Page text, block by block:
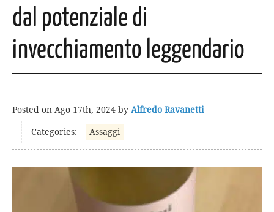
dal potenziale di
invecchiamento leggendario
Posted on Ago 17th, 2024 by Alfredo Ravanetti
Categories: Assaggi